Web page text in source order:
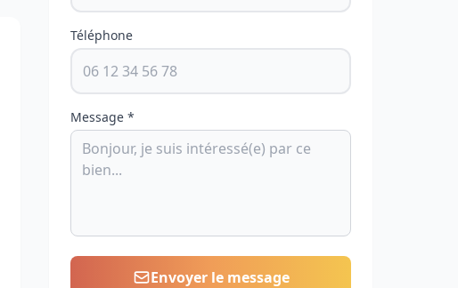
Téléphone
Message *
Envoyer le message